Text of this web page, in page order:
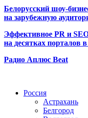
Белорусский шоу-
на зарубежную
Эффективное PR и
на десятках порталов
Радио Аплюс Beat
Россия
Астрахань
Белгород